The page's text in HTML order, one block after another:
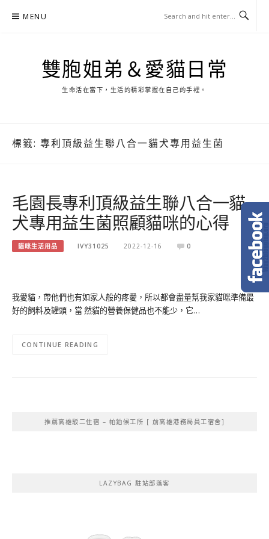
MENU
雙胞姐弟＆愛貓日常
生命活在當下，生活的精彩掌握在自己的手裡。
標籤: 專利頂級益生聯八合一貓犬專用益生菌
毛園長專利頂級益生聯八合一貓
犬專用益生菌照顧貓咪的心得
貓咪生活用品 IVY31025 2022-12-16 0
我愛貓，帶他們也有如家人般的疼愛，所以都會盡量幫我家貓咪準備最
好的飼料及罐頭，當 然貓的營養保健品也不能少，它…
CONTINUE READING
推薦高雄駁二住宿 – 帕鉑候工所 [ 前高雄港務局員工宿舍]
LAZYBAG 駐站部落客